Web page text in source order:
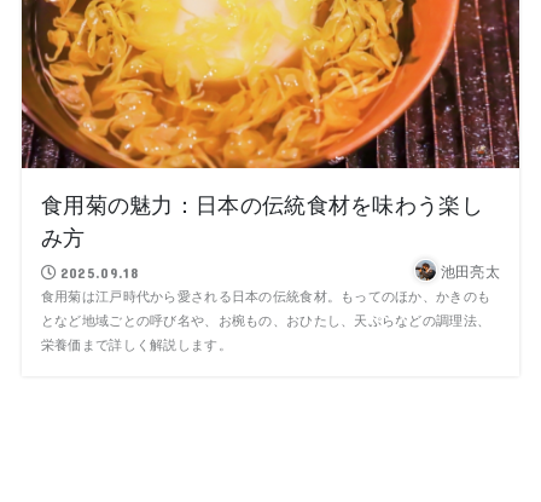
食用菊の魅力：日本の伝統食材を味わう楽し
み方
2025.09.18 池田亮太
食用菊は江戸時代から愛される日本の伝統食材。もってのほか、かきのも
となど地域ごとの呼び名や、お椀もの、おひたし、天ぷらなどの調理法、
栄養価まで詳しく解説します。